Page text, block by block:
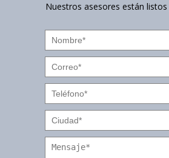
Nuestros asesores están